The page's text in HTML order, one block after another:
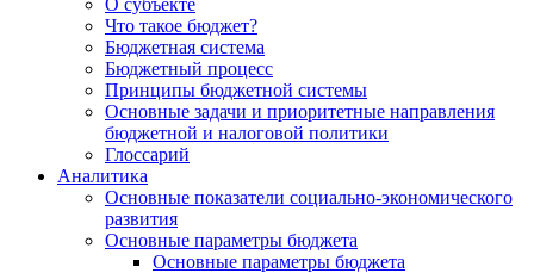
Что такое бюджет?
Бюджетная система
Бюджетный процесс
Принципы бюджетной системы
Основные задачи и приоритетные направления
бюджетной и налоговой политики
Глоссарий
Аналитика
Основные показатели социально-экономического
развития
Основные параметры бюджета
Основные параметры бюджета